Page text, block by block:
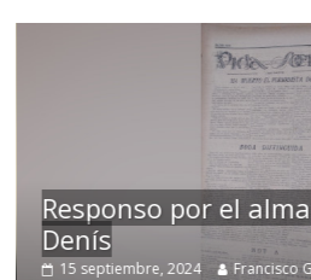
alma atormentada de
G. Navarro 0